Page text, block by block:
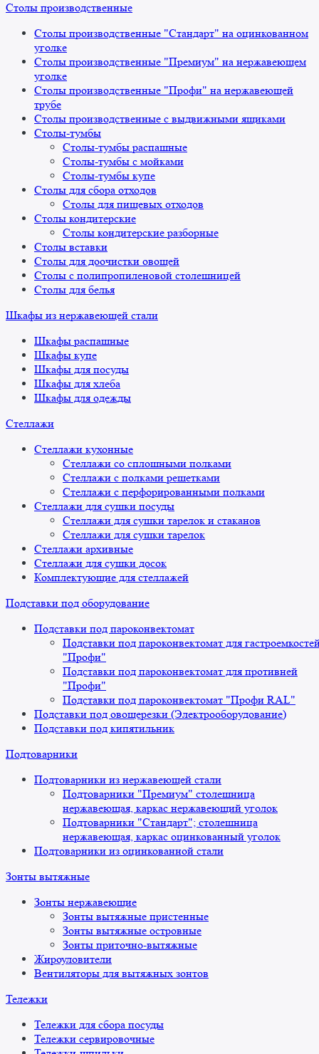
Столы производственные
Столы производственные "Стандарт" на оцинкованном
уголке
Столы производственные "Премиум" на нержавеющем
уголке
Столы производственные "Профи" на нержавеющей
трубе
Столы производственные с выдвижными ящиками
Столы-тумбы
Столы-тумбы распашные
Столы-тумбы с мойками
Столы-тумбы купе
Столы для сбора отходов
Столы для пищевых отходов
Столы кондитерские
Столы кондитерские разборные
Столы вставки
Столы для доочистки овощей
Столы с полипропиленовой столешницей
Столы для белья
Шкафы из нержавеющей стали
Шкафы распашные
Шкафы купе
Шкафы для посуды
Шкафы для хлеба
Шкафы для одежды
Стеллажи
Стеллажи кухонные
Стеллажи со сплошными полками
Стеллажи с полками решетками
Стеллажи с перфорированными полками
Стеллажи для сушки посуды
Стеллажи для сушки тарелок и стаканов
Стеллажи для сушки тарелок
Стеллажи архивные
Стеллажи для сушки досок
Комплектующие для стеллажей
Подставки под оборудование
Подставки под пароконвектомат
Подставки под пароконвектомат для
"Профи"
Подставки под пароконвектомат для противней
"Профи"
Подставки под пароконвектомат "Профи RAL"
Подставки под овощерезки (Электрооборудование)
Подставки под кипятильник
Подтоварники
Подтоварники из нержавеющей стали
Подтоварники "Премиум" столешница
нержавеющая, каркас нержавеющий уголок
Подтоварники "Стандарт"; столешница
нержавеющая, каркас оцинкованный уголок
Подтоварники из оцинкованной стали
Зонты вытяжные
Зонты нержавеющие
Зонты вытяжные пристенные
Зонты вытяжные островные
Зонты приточно-вытяжные
Жироуловители
Вентиляторы для вытяжных зонтов
Тележки
Тележки для сбора посуды
Тележки сервировочные